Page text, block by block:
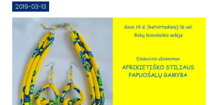
2019-03-13